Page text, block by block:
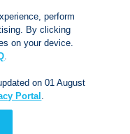
boekregte
Software
perform
By clicking
on your device.
.
on 01 August
Portal .